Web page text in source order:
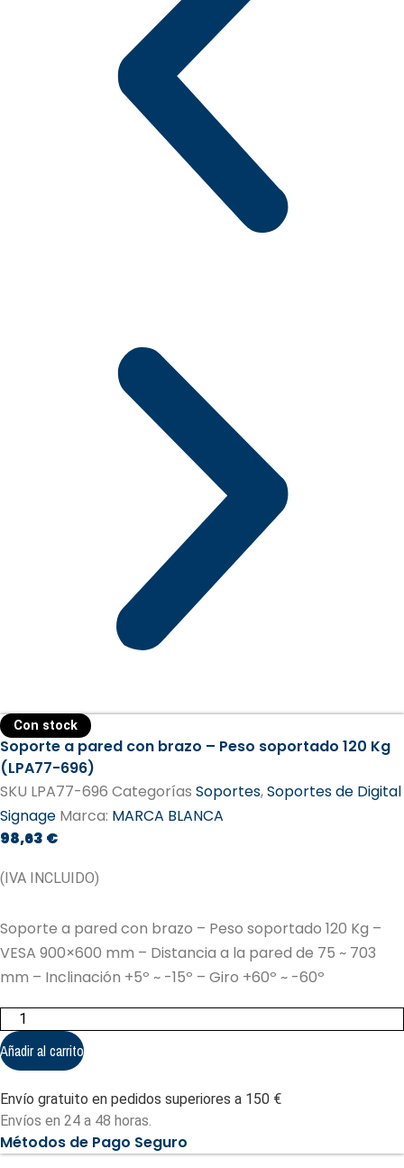
Con stock
Soporte a pared con brazo – Peso soportado 120 Kg
(LPA77-696)
SKU LPA77-696 Categorías Soportes,Soportes de Digital
Signage Marca: MARCA BLANCA
98,63 €
(IVA INCLUIDO)
Soporte a pared con brazo – Peso soportado 120 Kg –
VESA 900×600 mm – Distancia a la pared de 75 ~ 703
mm – Inclinación +5º ~ -15º – Giro +60º ~ -60º
Soporte
a
pared
con
brazo
Peso
soportado
120
Kg
(LPA77-
Añadir al carrito
Envío gratuito en pedidos superiores a 150 €
Envíos en 24 a 48 horas.
Métodos de Pago Seguro